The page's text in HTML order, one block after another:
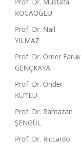
KOCAOĞLU
Prof. Dr. Nail
YILMAZ
Prof. Dr. Ömer Faruk
GENÇKAYA
Prof. Dr. Önder
KUTLU
Prof. Dr. Ramazan
ŞENGÜL
Prof. Dr. Riccardo